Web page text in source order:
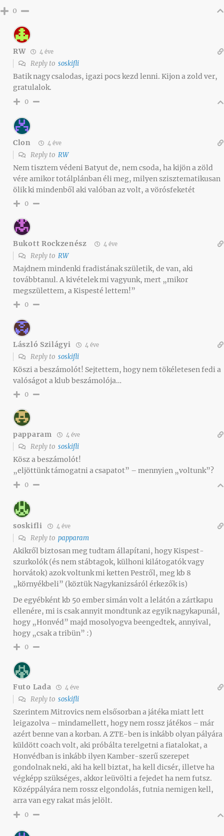
0
RW 4 éve
Reply to soskifli
Batik nagy csalodas, igazi pocs kezd lenni. Kijon a zold ver,
gratulalok.
0
Clon 4 éve
Reply to RW
Nem tisztem védeni Batyut de, nem csoda, ha kijön a zöld
vére amikor totálplánban éli meg, milyen szisztematikusan
ölik ki mindenből aki valóban az volt, a vörósfeketét
0
Bukott Rockzenész 4 éve
Reply to RW
Majdnem mindenki fradistának születik, de van, aki
továbbtanul. A kivételek mi vagyunk, mert „mikor
megszülettem, a Kispesté lettem!”
0
László Szilágyi 4 éve
Reply to soskifli
Köszi a beszámolót! Sejtettem, hogy nem tökéletesen fedi a
valóságot a klub beszámolója…
0
papparam 4 éve
Reply to soskifli
Kösz a beszámolót!
„eljöttünk támogatni a csapatot” – mennyien „voltunk”?
0
soskifli 4 éve
Reply to papparam
Akikről biztosan meg tudtam állapítani, hogy Kispest-
szurkolók (és nem stábtagok, külhoni kilátogatók vagy
horvátok) azok voltunk mi ketten Pestről, meg kb 8
„környékbeli” (köztük Nagykanizsáról érkezők is)
De egyébként kb 50 ember simán volt a lelátón a zártkapu
ellenére, mi is csak annyit mondtunk az egyik nagykapunál,
hogy „Honvéd” majd mosolyogva beengedtek, annyival,
hogy „csak a tribün” :)
0
Futo Lada 4 éve
Reply to soskifli
Szerintem Mitrovics nem elsősorban a játéka miatt lett
leigazolva – mindamellett, hogy nem rossz játékos – már
azért benne van a korban. A ZTE-ben is inkább olyan pályára
küldött coach volt, aki próbálta terelgetni a fiatalokat, a
Honvédban is inkább ilyen Kamber-szerű szerepet
gondolnak neki, aki ha kell biztat, ha kell dicsér, illetve ha
végképp szükséges, akkor leüvölti a fejedet ha nem futsz.
Középpályára nem rossz elgondolás, futnia nemigen kell,
arra van egy rakat más jelölt.
0